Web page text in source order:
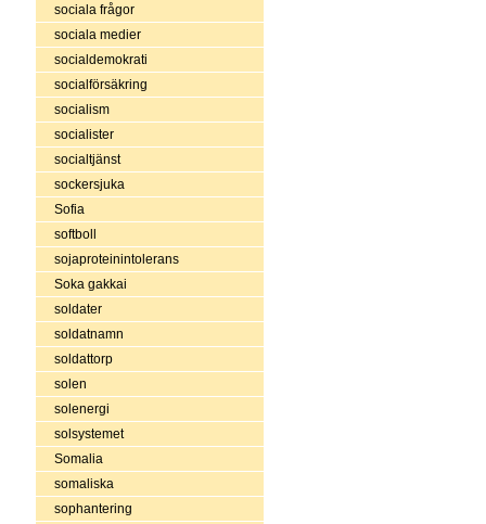
sociala frågor
sociala medier
socialdemokrati
socialförsäkring
socialism
socialister
socialtjänst
sockersjuka
Sofia
softboll
sojaproteinintolerans
Soka gakkai
soldater
soldatnamn
soldattorp
solen
solenergi
solsystemet
Somalia
somaliska
sophantering